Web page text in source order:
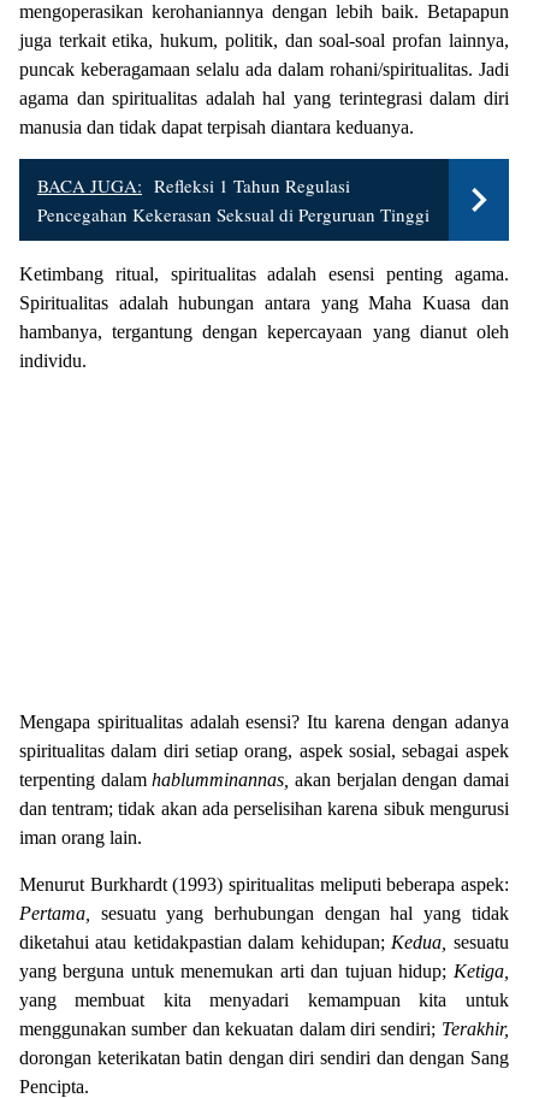
mengoperasikan kerohaniannya dengan lebih baik. Betapapun
juga terkait etika, hukum, politik, dan soal-soal profan lainnya,
puncak keberagamaan selalu ada dalam rohani/spiritualitas. Jadi
agama dan spiritualitas adalah hal yang terintegrasi dalam diri
manusia dan tidak dapat terpisah diantara keduanya.
BACA JUGA: Refleksi 1 Tahun Regulasi
Pencegahan Kekerasan Seksual di Perguruan Tinggi
Ketimbang ritual, spiritualitas adalah esensi penting agama.
Spiritualitas adalah hubungan antara yang Maha Kuasa dan
hambanya, tergantung dengan kepercayaan yang dianut oleh
individu.
Mengapa spiritualitas adalah esensi? Itu karena dengan adanya
spiritualitas dalam diri setiap orang, aspek sosial, sebagai aspek
terpenting dalamhablumminannas, akan berjalan dengan damai
dan tentram; tidak akan ada perselisihan karena sibuk mengurusi
iman orang lain.
Menurut Burkhardt (1993) spiritualitas meliputi beberapa aspek:
Pertama,
sesuatu yang berhubungan dengan hal yang tidak
diketahui atau ketidakpastian dalam kehidupan; Kedua, sesuatu
yang berguna untuk menemukan arti dan tujuan hidup; Ketiga,
yang membuat kita menyadari kemampuan kita untuk
menggunakan sumber dan kekuatan dalam diri sendiri; Terakhir,
dorongan keterikatan batin dengan diri sendiri dan dengan Sang
Pencipta.